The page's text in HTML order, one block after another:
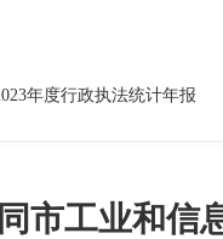
年度行政执法统计年报
市工业和信